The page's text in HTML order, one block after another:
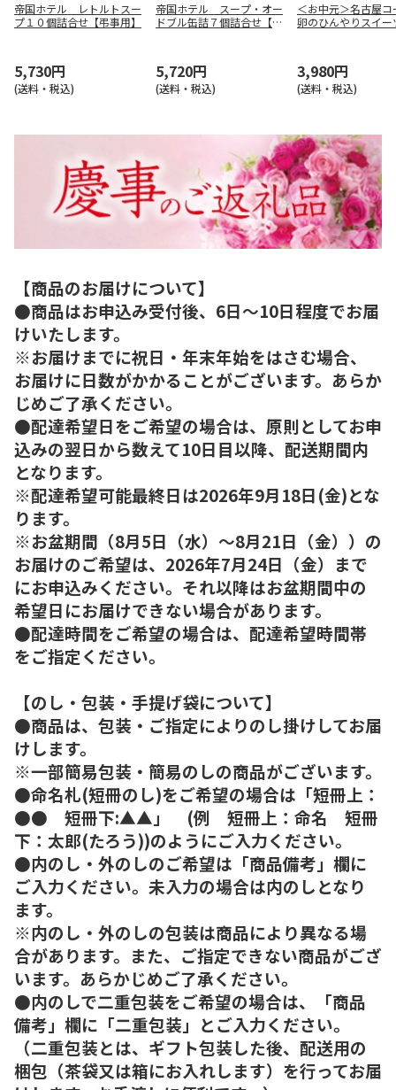
帝国ホテル レトルトスー
プ１０個詰合せ【弔事用】
5,730円
(送料・税込)
帝国ホテル スープ・オー
ドブル缶詰７個詰合せ【慶
5,720円
(送料・税込)
＜お中元＞名古屋コ
卵のひんやりスイー
3,980円
(送料・税込)
【商品のお届けについて】
●商品はお申込み受付後、6日～10日程度でお届
けいたします。
※お届けまでに祝日・年末年始をはさむ場合、
お届けに日数がかかることがございます。あらか
じめご了承ください。
●配達希望日をご希望の場合は、原則としてお申
込みの翌日から数えて10日目以降、配送期間内
となります。
※配達希望可能最終日は2026年9月18日(金)とな
ります。
※お盆期間（8月5日（水）～8月21日（金））の
お届けのご希望は、2026年7月24日（金）まで
にお申込みください。それ以降はお盆期間中の
希望日にお届けできない場合があります。
●配達時間をご希望の場合は、配達希望時間帯
をご指定ください。
【のし・包装・手提げ袋について】
●商品は、包装・ご指定によりのし掛けしてお届
けします。
※一部簡易包装・簡易のしの商品がございます。
●命名札(短冊のし)をご希望の場合は「短冊上：
●● 短冊下:▲▲」 (例 短冊上：命名 短冊
下：太郎(たろう))のようにご入力ください。
●内のし・外のしのご希望は「商品備考」欄に
ご入力ください。未入力の場合は内のしとなり
ます。
※内のし・外のしの包装は商品により異なる場
合があります。また、ご指定できない商品がござ
います。あらかじめご了承ください。
●内のしで二重包装をご希望の場合は、「商品
備考」欄に「二重包装」とご入力ください。
（二重包装とは、ギフト包装した後、配送用の
梱包（茶袋又は箱にお入れします）を行ってお届